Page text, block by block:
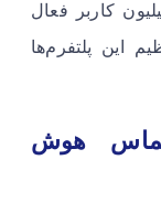
1 میلیارد کاربر از جمله 200 میلیون کاربر فعال
این پلتفرم‌ها
تماس هوش